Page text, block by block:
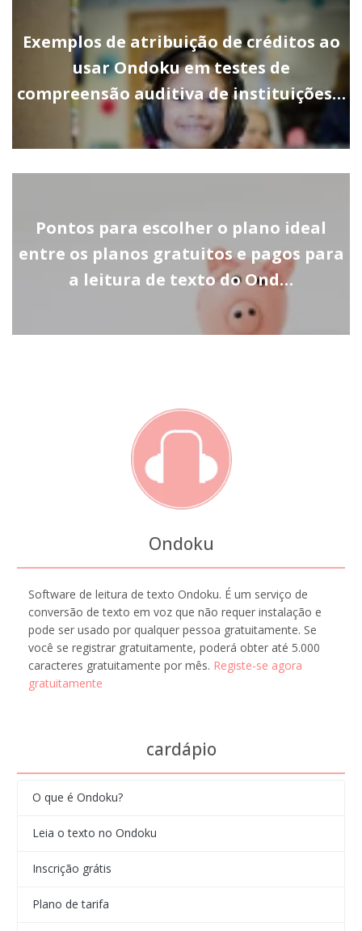
Exemplos de atribuição de créditos ao
usar Ondoku em testes de
compreensão auditiva de instituições…
Pontos para escolher o plano ideal
entre os planos gratuitos e pagos para
a leitura de texto do Ond…
Ondoku
Software de leitura de texto Ondoku. É um serviço de
conversão de texto em voz que não requer instalação e
pode ser usado por qualquer pessoa gratuitamente. Se
você se registrar gratuitamente, poderá obter até 5.000
caracteres gratuitamente por mês. Registe-se agora
gratuitamente
cardápio
O que é Ondoku?
Leia o texto no Ondoku
Inscrição grátis
Plano de tarifa